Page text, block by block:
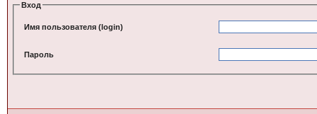
Вход
Имя пользователя (login)
Пароль